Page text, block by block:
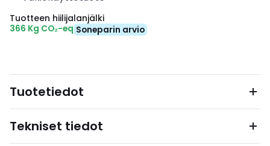
Tuotteen hiilijalanjälki
366 Kg CO₂-eq Soneparin arvio
Tuotetiedot
Tekniset tiedot